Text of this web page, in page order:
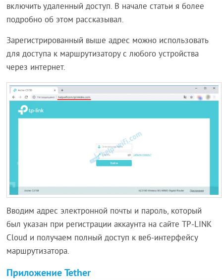
включить удаленный доступ. В начале статьи я более
подробно об этом рассказывал.
Зарегистрированный выше адрес можно использовать
для доступа к маршрутизатору с любого устройства
через интернет.
Вводим адрес электронной почты и пароль, который
был указан при регистрации аккаунта на сайте TP-LINK
Cloud и получаем полный доступ к веб-интерфейсу
маршрутизатора.
Приложение Tether